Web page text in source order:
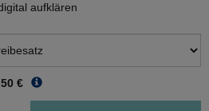
aufklären
€